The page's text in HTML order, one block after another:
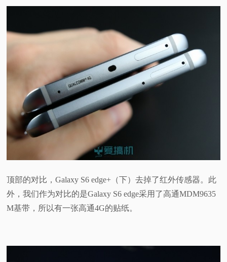
顶部的对比，Galaxy S6 edge+（下）去掉了红外传感器。此
外，我们作为对比的是Galaxy S6 edge采用了高通MDM9635
M基带，所以有一张高通4G的贴纸。